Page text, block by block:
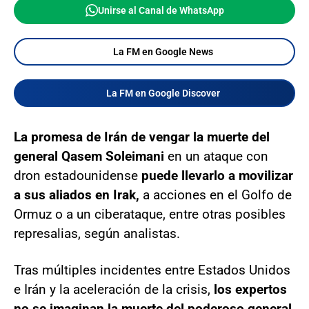
Unirse al Canal de WhatsApp
La FM en Google News
La FM en Google Discover
La promesa de Irán de vengar la muerte del
general Qasem Soleimani en un ataque con
dron estadounidense puede llevarlo a movilizar
a sus aliados en Irak, a acciones en el Golfo de
Ormuz o a un ciberataque, entre otras posibles
represalias, según analistas.
Tras múltiples incidentes entre Estados Unidos
e Irán y la aceleración de la crisis, los expertos